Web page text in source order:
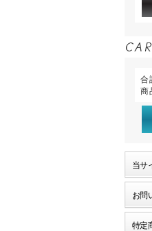
合
商
当サ
お問
特定